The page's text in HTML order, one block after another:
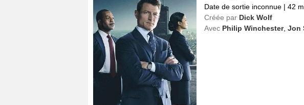
Date de sortie inconnue | 42
Créée par Dick Wolf
Avec Philip Winchester, Jon